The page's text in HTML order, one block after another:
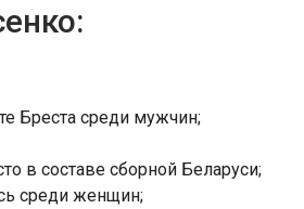
Бреста среди мужчин;
в составе сборной Беларуси;
среди женщин;